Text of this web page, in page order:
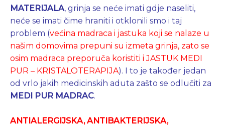
MATERIJALA, grinja se neće imati gdje naseliti,
neće se imati čime hraniti i otklonili smo i taj
problem (većina madraca i jastuka koji se nalaze u
našim domovima prepuni su izmeta grinja, zato se
osim madraca preporuča koristiti i JASTUK MEDI
PUR – KRISTALOTERAPIJA). I to je također jedan
od vrlo jakih medicinskih aduta zašto se odlučiti za
MEDI PUR MADRAC.
ANTIALERGIJSKA, ANTIBAKTERIJSKA,